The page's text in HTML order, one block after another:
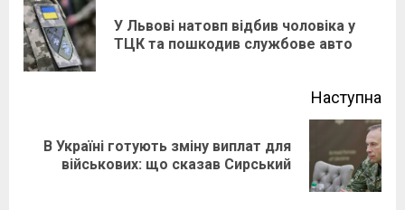
ReadingУ Львові натовп відбив чоловіка у
ТЦК та пошкодив службове авто
Наступна
NextВ Україні готують зміну виплат для
військових: що сказав Сирський